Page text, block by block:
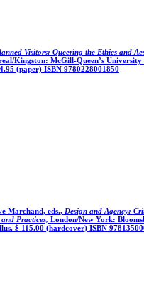
Visitors: Queering the Ethics and
Kingston: McGill-Queen’s University
(paper) ISBN 9780228001850
Marchand, eds., Design and Agency:
Practices, London/New York:
$ 115.00 (hardcover) ISBN